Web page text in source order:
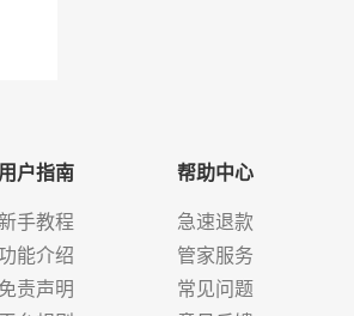
用户指南
手教程
能介绍
免责声明
帮助中心
急速退款
管家服务
常见问题